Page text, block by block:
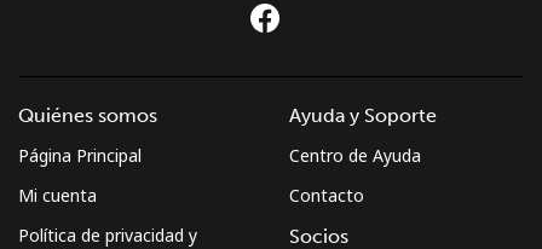
Quiénes somos
Página Principal
Mi cuenta
Política de privacidad y
Ayuda y Soporte
Centro de Ayuda
Contacto
Socios